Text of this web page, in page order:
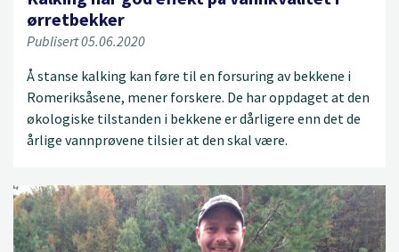
ørretbekker
Publisert 05.06.2020
Å stanse kalking kan føre til en forsuring av bekkene i
Romeriksåsene, mener forskere. De har oppdaget at den
økologiske tilstanden i bekkene er dårligere enn det de
årlige vannprøvene tilsier at den skal være.